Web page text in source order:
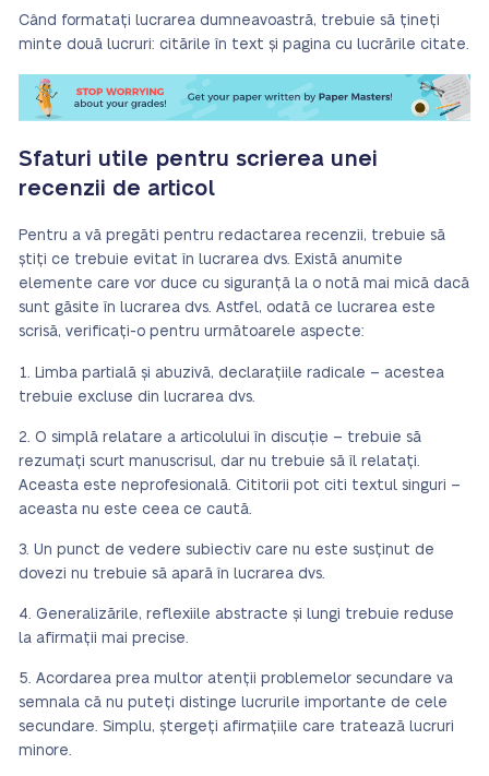
Când formatați lucrarea dumneavoastră, trebuie să țineți
minte două lucruri: citările în text și pagina cu lucrările citate.
Sfaturi utile pentru scrierea unei
recenzii de articol
Pentru a vă pregăti pentru redactarea recenzii, trebuie să
știți ce trebuie evitat în lucrarea dvs. Există anumite
elemente care vor duce cu siguranță la o notă mai mică dacă
sunt găsite în lucrarea dvs. Astfel, odată ce lucrarea este
scrisă, verificați-o pentru următoarele aspecte:
Limba partială și abuzivă, declarațiile radicale – acestea
trebuie excluse din lucrarea dvs.
O simplă relatare a articolului în discuție – trebuie să
rezumați scurt manuscrisul, dar nu trebuie să îl relatați.
Aceasta este neprofesională. Cititorii pot citi textul singuri –
aceasta nu este ceea ce caută.
Un punct de vedere subiectiv care nu este susținut de
dovezi nu trebuie să apară în lucrarea dvs.
Generalizările, reflexiile abstracte și lungi trebuie reduse
la afirmații mai precise.
Acordarea prea multor atenții problemelor secundare va
semnala că nu puteți distinge lucrurile importante de cele
secundare. Simplu, ștergeți afirmațiile care tratează lucruri
minore.